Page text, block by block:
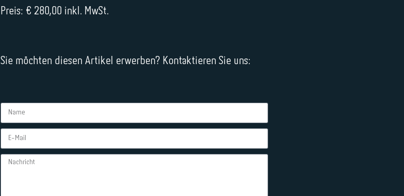
Preis: € 280,00 inkl. MwSt.
Sie möchten diesen Artikel erwerben? Kontaktieren Sie uns: